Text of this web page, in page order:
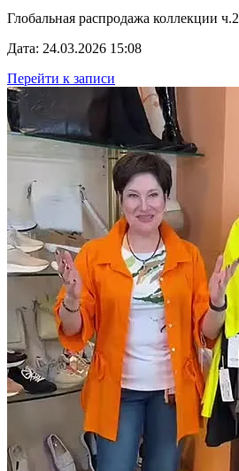
Глобальная распродажа коллекции ч.2
Дата: 24.03.2026 15:08
Перейти к записи